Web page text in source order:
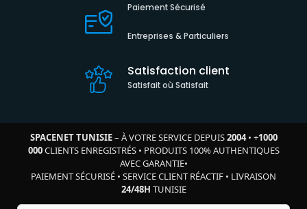
Paiement Sécurisé
Entreprises & Particuliers
Satisfaction client
Satisfait où Satisfait
SPACENET TUNISIE– À VOTRE SERVICE DEPUIS2004• +1000
000CLIENTS ENREGISTRÉS• PRODUITS 100% AUTHENTIQUES
AVEC GARANTIE•
PAIEMENT SÉCURISÉ • SERVICE CLIENT RÉACTIF • LIVRAISON
24/48H TUNISIE